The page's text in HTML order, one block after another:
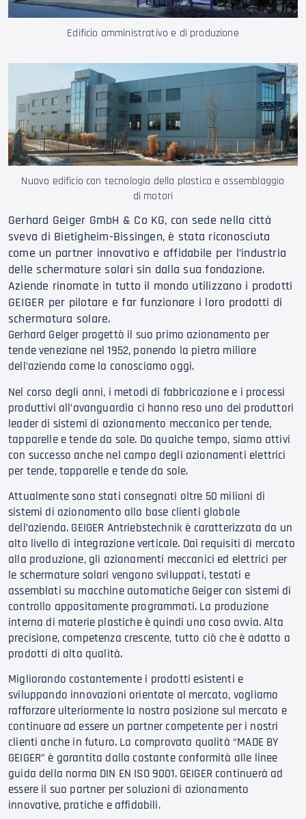
Edificio amministrativo e di produzione
Nuovo edificio con tecnologia della plastica e assemblaggio
di motori
Gerhard Geiger GmbH & Co KG, con sede nella città
sveva di Bietigheim-Bissingen, è stata riconosciuta
come un partner innovativo e affidabile per l’industria
delle schermature solari sin dalla sua fondazione.
Aziende rinomate in tutto il mondo utilizzano i prodotti
GEIGER per pilotare e far funzionare i loro prodotti di
schermatura solare.
Gerhard Geiger progettò il suo primo azionamento per
tende veneziane nel 1952, ponendo la pietra miliare
dell’azienda come la conosciamo oggi.
Nel corso degli anni, i metodi di fabbricazione e i processi
produttivi all’avanguardia ci hanno reso uno dei produttori
leader di sistemi di azionamento meccanico per tende,
tapparelle e tende da sole. Da qualche tempo, siamo attivi
con successo anche nel campo degli azionamenti elettrici
per tende, tapparelle e tende da sole.
Attualmente sono stati consegnati oltre 50 milioni di
sistemi di azionamento alla base clienti globale
dell’azienda. GEIGER Antriebstechnik è caratterizzata da un
alto livello di integrazione verticale. Dai requisiti di mercato
alla produzione, gli azionamenti meccanici ed elettrici per
le schermature solari vengono sviluppati, testati e
assemblati su macchine automatiche Geiger con sistemi di
controllo appositamente programmati. La produzione
interna di materie plastiche è quindi una cosa ovvia. Alta
precisione, competenza crescente, tutto ciò che è adatto a
prodotti di alta qualità.
Migliorando costantemente i prodotti esistenti e
sviluppando innovazioni orientate al mercato, vogliamo
rafforzare ulteriormente la nostra posizione sul mercato e
continuare ad essere un partner competente per i nostri
clienti anche in futuro. La comprovata qualità “MADE BY
GEIGER” è garantita dalla costante conformità alle linee
guida della norma DIN EN ISO 9001. GEIGER continuerà ad
essere il suo partner per soluzioni di azionamento
innovative, pratiche e affidabili.